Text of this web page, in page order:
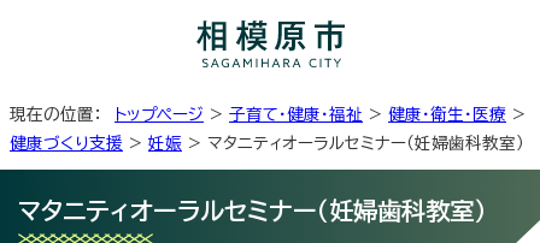
現在の位置： トップページ > 子育て・健康・福祉 > 健康・衛生・医療 >
健康づくり支援 > 妊娠 > マタニティオーラルセミナー（妊婦歯科教室）
マタニティオーラルセミナー（妊婦歯科教室）